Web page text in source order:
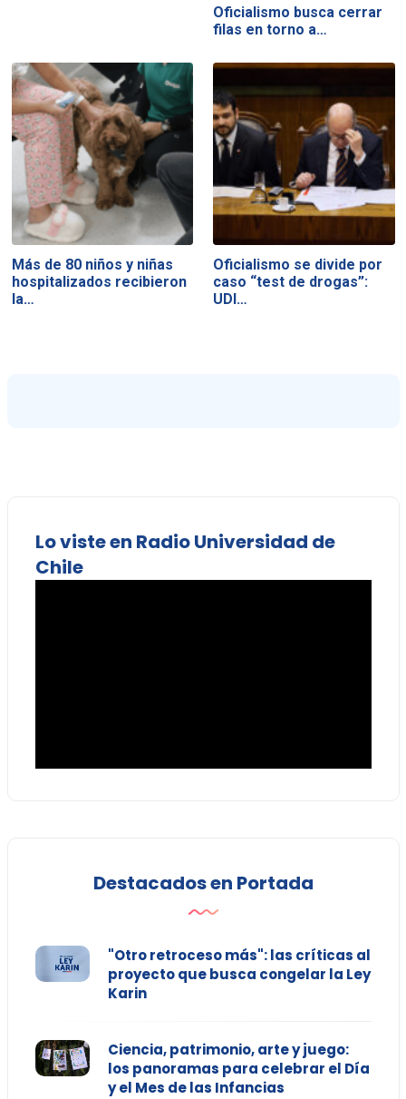
Oficialismo busca cerrar
filas en torno a…
Más de 80 niños y niñas
hospitalizados recibieron
la…
Oficialismo se divide por
caso “test de drogas”:
UDI…
Lo viste en Radio Universidad de
Chile
Destacados en Portada
"Otro retroceso más": las críticas al
proyecto que busca congelar la Ley
Karin
Ciencia, patrimonio, arte y juego:
los panoramas para celebrar el Día
y el Mes de las Infancias